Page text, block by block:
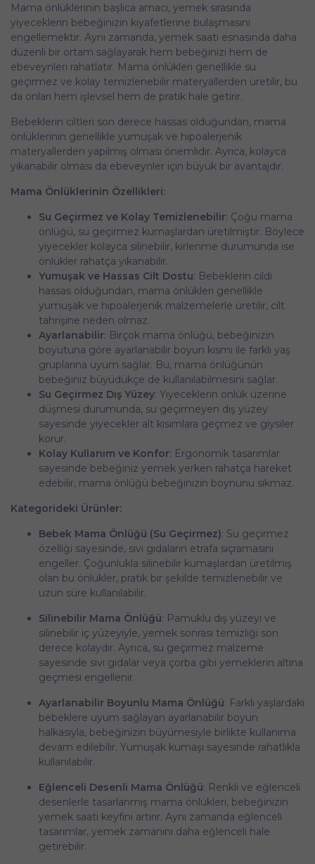
Mama önlüklerinin başlıca amacı, yemek sırasında
yiyeceklerin bebeğinizin kıyafetlerine bulaşmasını
engellemektir. Aynı zamanda, yemek saati esnasında daha
düzenli bir ortam sağlayarak hem bebeğinizi hem de
ebeveynleri rahatlatır. Mama önlükleri genellikle su
geçirmez ve kolay temizlenebilir materyallerden üretilir, bu
da onları hem işlevsel hem de pratik hale getirir.
Bebeklerin ciltleri son derece hassas olduğundan, mama
önlüklerinin genellikle yumuşak ve hipoalerjenik
materyallerden yapılmış olması önemlidir. Ayrıca, kolayca
yıkanabilir olması da ebeveynler için büyük bir avantajdır.
Mama Önlüklerinin Özellikleri:
Su Geçirmez ve Kolay Temizlenebilir: Çoğu mama
önlüğü, su geçirmez kumaşlardan üretilmiştir. Böylece
yiyecekler kolayca silinebilir, kirlenme durumunda ise
önlükler rahatça yıkanabilir.
Yumuşak ve Hassas Cilt Dostu: Bebeklerin cildi
hassas olduğundan, mama önlükleri genellikle
yumuşak ve hipoalerjenik malzemelerle üretilir, cilt
tahrişine neden olmaz.
Ayarlanabilir: Birçok mama önlüğü, bebeğinizin
boyutuna göre ayarlanabilir boyun kısmı ile farklı yaş
gruplarına uyum sağlar. Bu, mama önlüğünün
bebeğiniz büyüdükçe de kullanılabilmesini sağlar.
Su Geçirmez Dış Yüzey: Yiyeceklerin önlük üzerine
düşmesi durumunda, su geçirmeyen dış yüzey
sayesinde yiyecekler alt kısımlara geçmez ve giysiler
korur.
Kolay Kullanım ve Konfor: Ergonomik tasarımlar
sayesinde bebeğiniz yemek yerken rahatça hareket
edebilir, mama önlüğü bebeğinizin boynunu sıkmaz.
Kategorideki Ürünler:
Bebek Mama Önlüğü (Su Geçirmez): Su geçirmez
özelliği sayesinde, sıvı gıdaların etrafa sıçramasını
engeller. Çoğunlukla silinebilir kumaşlardan üretilmiş
olan bu önlükler, pratik bir şekilde temizlenebilir ve
uzun süre kullanılabilir.
Silinebilir Mama Önlüğü: Pamuklu dış yüzeyi ve
silinebilir iç yüzeyiyle, yemek sonrası temizliği son
derece kolaydır. Ayrıca, su geçirmez malzeme
sayesinde sıvı gıdalar veya çorba gibi yemeklerin altına
geçmesi engellenir.
Ayarlanabilir Boyunlu Mama Önlüğü: Farklı yaşlardaki
bebeklere uyum sağlayan ayarlanabilir boyun
halkasıyla, bebeğinizin büyümesiyle birlikte kullanıma
devam edilebilir. Yumuşak kumaşı sayesinde rahatlıkla
kullanılabilir.
Eğlenceli Desenli Mama Önlüğü: Renkli ve eğlenceli
desenlerle tasarlanmış mama önlükleri, bebeğinizin
yemek saati keyfini artırır. Aynı zamanda eğlenceli
tasarımlar, yemek zamanını daha eğlenceli hale
getirebilir.